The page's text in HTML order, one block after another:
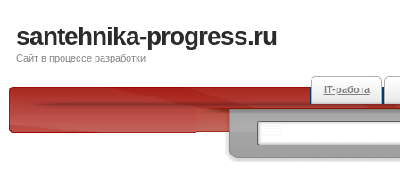
santehnika-progress.ru
Сайт в процессе разработки
IT-работа